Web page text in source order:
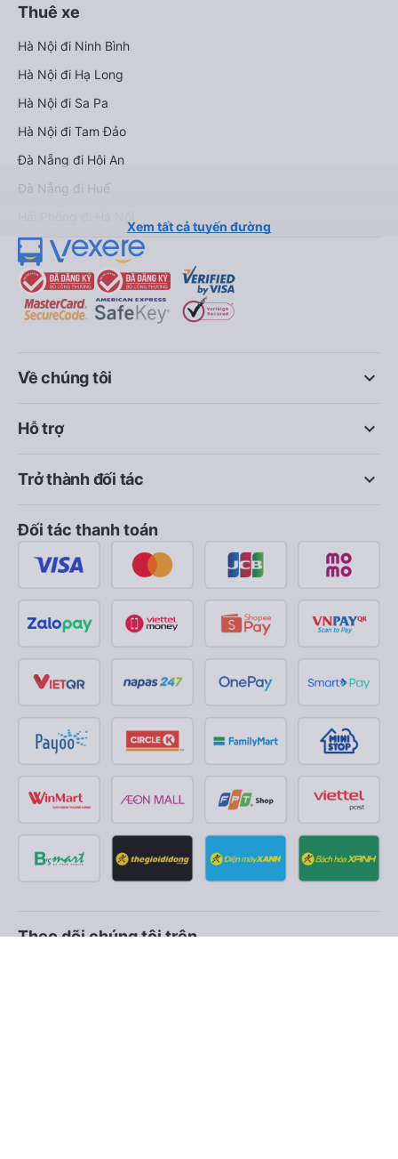
Thuê xe
Hà Nội đi Ninh Bình
Hà Nội đi Hạ Long
Hà Nội đi Sa Pa
Hà Nội đi Tam Đảo
Đà Nẵng đi Hội An
Đà Nẵng đi Huế
Xem tất cả tuyến đường
keyboard_arrow_down
Về chúng tôi
keyboard_arrow_down
Hỗ trợ
keyboard_arrow_down
Trở thành đối tác
Đối tác thanh toán
Theo dõi chúng tôi trên